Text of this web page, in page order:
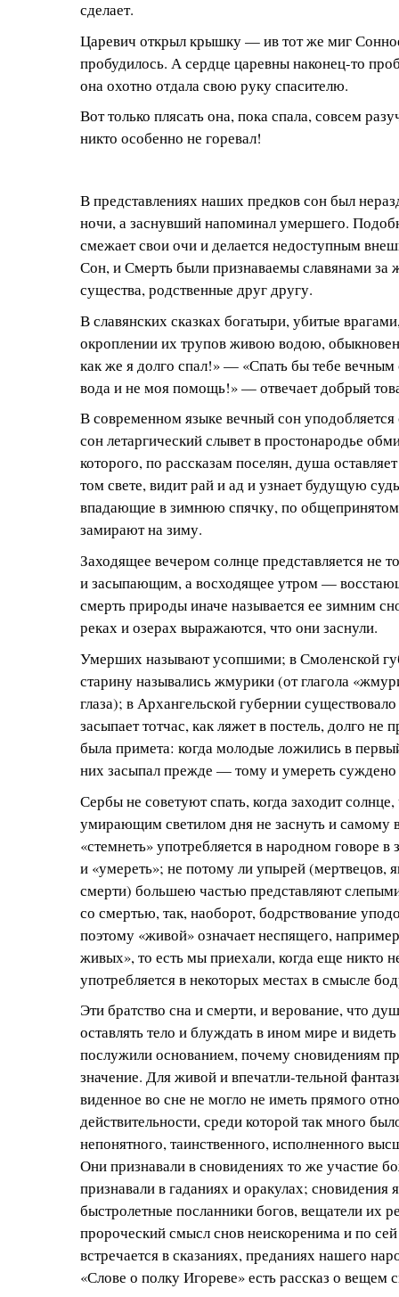
сделает.
Царевич открыл крышку — ив тот же миг
пробудилось. А сердце царевны наконец-то
она охотно отдала свою руку спасителю.
Вот только плясать она, пока спала, совсем
никто особенно не горевал!
В представлениях наших предков сон был
ночи, а заснувший напоминал умершего.
смежает свои очи и делается недоступным
Сон, и Смерть были признаваемы славянами за
существа, родственные друг другу.
В славянских сказках богатыри, убитые
окроплении их трупов живою водою,
как же я долго спал!» — «Спать бы тебе
вода и не моя помощь!» — отвечает добрый
В современном языке вечный сон
сон летаргический слывет в простонародье
которого, по рассказам поселян, душа
том свете, видит рай и ад и узнает будущую
впадающие в зимнюю спячку, по
замирают на зиму.
Заходящее вечером солнце представляется не
и засыпающим, а восходящее утром —
смерть природы иначе называется ее зимним
реках и озерах выражаются, что они заснули.
Умерших называют усопшими; в Смоленской
старину назывались жмурики (от глагола
глаза); в Архангельской губернии
засыпает тотчас, как ляжет в постель, долго не
была примета: когда молодые ложились в
них засыпал прежде — тому и умереть
Сербы не советуют спать, когда заходит
умирающим светилом дня не заснуть и самому
«стемнеть» употребляется в народном говоре в
и «умереть»; не потому ли упырей (мертвецов,
смерти) большею частью представляют
со смертью, так, наоборот, бодрствование
поэтому «живой» означает неспящего,
живых», то есть мы приехали, когда еще никто
употребляется в некоторых местах в смысле
Эти братство сна и смерти, и верование, что
оставлять тело и блуждать в ином мире и
послужили основанием, почему сновидениям
значение. Для живой и впечатли-тельной
виденное во сне не могло не иметь прямого
действительности, среди которой так много
непонятного, таинственного, исполненного
Они признавали в сновидениях то же участие
признавали в гаданиях и оракулах; сновидения
быстролетные посланники богов, вещатели их
пророческий смысл снов неискоренима и по
встречается в сказаниях, преданиях нашего
«Слове о полку Игореве» есть рассказ о вещем